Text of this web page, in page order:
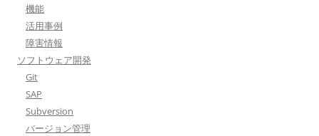
機能
活用事例
障害情報
ソフトウェア開発
Git
SAP
Subversion
バージョン管理